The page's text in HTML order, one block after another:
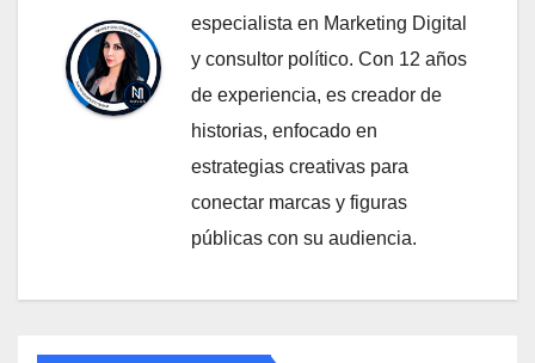
especialista en Marketing Digital
y consultor político. Con 12 años
de experiencia, es creador de
historias, enfocado en
estrategias creativas para
conectar marcas y figuras
públicas con su audiencia.